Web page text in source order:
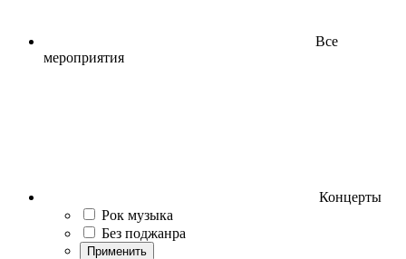
Все
мероприятия
Концерты
Рок музыка
Без поджанра
Применить